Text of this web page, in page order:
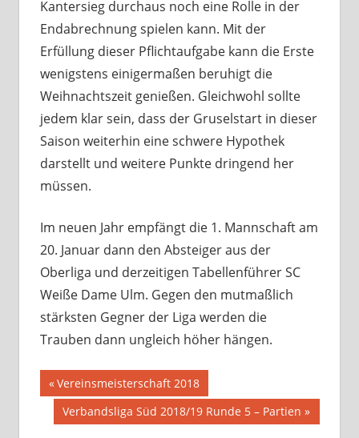
Kantersieg durchaus noch eine Rolle in der
Endabrechnung spielen kann. Mit der
Erfüllung dieser Pflichtaufgabe kann die Erste
wenigstens einigermaßen beruhigt die
Weihnachtszeit genießen. Gleichwohl sollte
jedem klar sein, dass der Gruselstart in dieser
Saison weiterhin eine schwere Hypothek
darstellt und weitere Punkte dringend her
müssen.
Im neuen Jahr empfängt die 1. Mannschaft am
20. Januar dann den Absteiger aus der
Oberliga und derzeitigen Tabellenführer SC
Weiße Dame Ulm. Gegen den mutmaßlich
stärksten Gegner der Liga werden die
Trauben dann ungleich höher hängen.
Beitragsnavigation
Vorheriger
Beitrag:
Vereinsmeisterschaft 2018
Nächster
Beitrag:
Verbandsliga Süd 2018/19 Runde 5 – Partien